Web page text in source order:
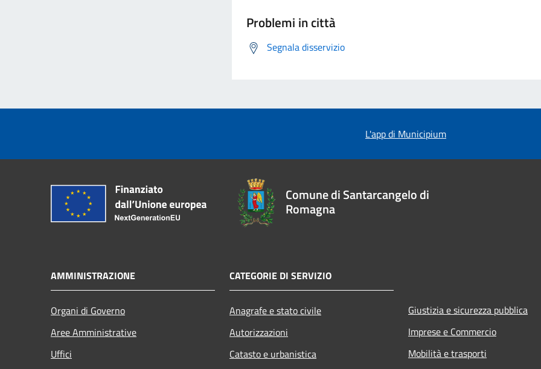
Problemi in città
Segnala disservizio
L'app di Municipium
Comune di Santarcangelo di
Romagna
AMMINISTRAZIONE
Organi di Governo
Aree Amministrative
Uffici
CATEGORIE DI SERVIZIO
Anagrafe e stato civile
Autorizzazioni
Catasto e urbanistica
Giustizia e sicurezza pubblica
Imprese e Commercio
Mobilità e trasporti